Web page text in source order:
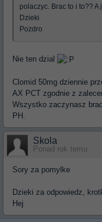
polaczyc. Brac to i to??
Dzieki
Pozdro
Nie ten dzial
Clomid 50mg dziennie
AX PCT zgodnie z
Wszystko zaczynasz
PH.
Skola
Ponad rok temu
Sory za pomylke
Dzieki za odpowiedz,
Hej